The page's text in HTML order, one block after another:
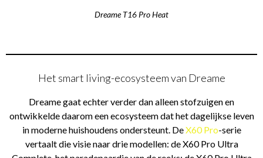
Dreame T16 Pro Heat
Het smart living-ecosysteem van Dreame
Dreame gaat echter verder dan alleen stofzuigen en
ontwikkelde daarom een ecosysteem dat het dagelijkse leven
in moderne huishoudens ondersteunt. DeX60 Pro-serie
vertaalt die visie naar drie modellen: de X60 Pro Ultra